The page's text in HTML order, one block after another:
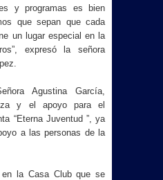
y programas es bien
que sepan que cada
un lugar especial en la
expresó la señora
Agustina García,
y el apoyo para el
“Eterna Juventud ”, ya
a las personas de la
en la Casa Club que se